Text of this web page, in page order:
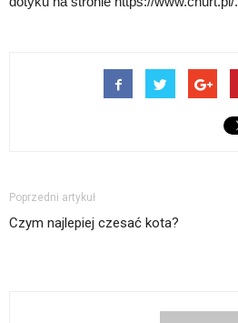
Poprzedni artykuł
Czym najlepiej czesać kota?